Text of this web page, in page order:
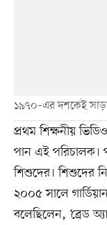
১৯৭০–এর দশকেই
প্রথম শিক্ষনীয়
পান এই পরিচালক।
শিশুদের। শিশুদের
২০০৫ সালে
বলেছিলেন, ‘ব্রেড